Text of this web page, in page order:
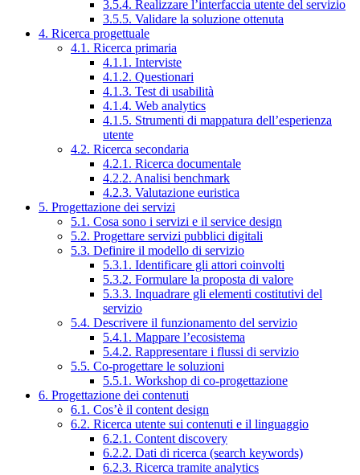
3.5.4. Realizzare l’interfaccia utente del servizio
3.5.5. Validare la soluzione ottenuta
4. Ricerca progettuale
4.1. Ricerca primaria
4.1.1. Interviste
4.1.2. Questionari
4.1.3. Test di usabilità
4.1.4. Web analytics
4.1.5. Strumenti di mappatura dell’esperienza
utente
4.2. Ricerca secondaria
4.2.1. Ricerca documentale
4.2.2. Analisi benchmark
4.2.3. Valutazione euristica
5. Progettazione dei servizi
5.1. Cosa sono i servizi e il service design
5.2. Progettare servizi pubblici digitali
5.3. Definire il modello di servizio
5.3.1. Identificare gli attori coinvolti
5.3.2. Formulare la proposta di valore
5.3.3. Inquadrare gli elementi costitutivi del
servizio
5.4. Descrivere il funzionamento del servizio
5.4.1. Mappare l’ecosistema
5.4.2. Rappresentare i flussi di servizio
5.5. Co-progettare le soluzioni
5.5.1. Workshop di co-progettazione
6. Progettazione dei contenuti
6.1. Cos’è il content design
6.2. Ricerca utente sui contenuti e il linguaggio
6.2.1. Content discovery
6.2.2. Dati di ricerca (search keywords)
6.2.3. Ricerca tramite analytics